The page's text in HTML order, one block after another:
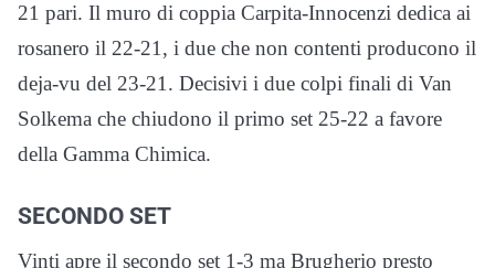
21 pari. Il muro di coppia Carpita-Innocenzi dedica ai
rosanero il 22-21, i due che non contenti producono il
deja-vu del 23-21. Decisivi i due colpi finali di Van
Solkema che chiudono il primo set 25-22 a favore
della Gamma Chimica.
SECONDO SET
Vinti apre il secondo set 1-3 ma Brugherio presto